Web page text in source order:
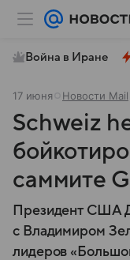
Война в Иране
17 июня Новости Mail
Schweiz
саммите
Президент США
с Владимиром
лидеров